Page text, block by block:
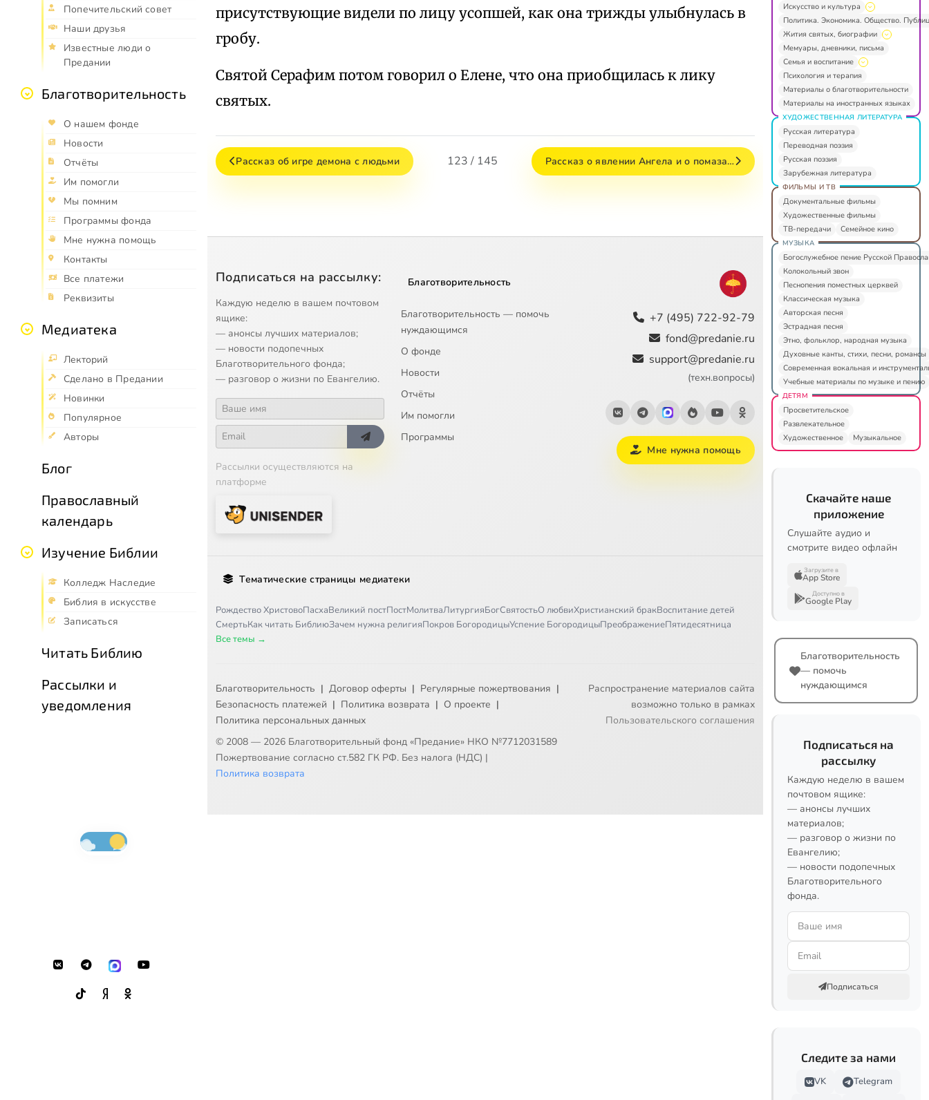
Попечительский совет
Наши друзья
Известные люди о
Предании
Благотворительность
О нашем фонде
Новости
Отчёты
Им помогли
Мы помним
Программы фонда
Мне нужна помощь
Контакты
Все платежи
Реквизиты
Медиатека
Лекторий
Сделано в Предании
Новинки
Популярное
Авторы
Блог
Православный
календарь
Изучение Библии
Колледж Наследие
Библия в искусстве
Записаться
Читать Библию
Рассылки и
уведомления
присутствующие видели по лицу усопшей, как она трижды улыбнулась в
гробу.
Святой Серафим потом говорил о Елене, что она приобщилась к лику
святых.
Рассказ об игре демона с людьми 123 / 145 Рассказ о явлении Ангела и о помаза…
Подписаться на рассылку:
Каждую неделю в вашем почтовом
ящике:
— анонсы лучших материалов;
— новости подопечных
Благотворительного фонда;
— разговор о жизни по Евангелию.
Рассылки осуществляются на
платформе
Благотворительность
Благотворительность — помочь
нуждающимся
О фонде
Новости
Отчёты
Им помогли
Программы
+7 (495) 722-92-79
fond@predanie.ru
support@predanie.ru
(техн.вопросы)
Мне нужна помощь
Тематические страницы медиатеки
Рождество ХристовоПасхаВеликий постПостМолитваЛитургияБогСвятостьО любвиХристианский бракВоспитание детей
СмертьКак читать БиблиюЗачем нужна религияПокров БогородицыУспение БогородицыПреображениеПятидесятница
Все темы →
Благотворительность | Договор оферты | Регулярные пожертвования |
Безопасность платежей | Политика возврата | О проекте |
Политика персональных данных
© 2008 — 2026 Благотворительный фонд «Предание» НКО №7712031589
Пожертвование согласно ст.582 ГК РФ. Без налога (НДС) |
Политика возврата
Распространение материалов сайта
возможно только в рамках
Пользовательского соглашения
Искусство и культура
Политика. Экономика. Общество.
Жития святых, биографии
Мемуары, дневники, письма
Семья и воспитание
Психология и терапия
Материалы о благотворительности
Материалы на иностранных языках
ХУДОЖЕСТВЕННАЯ ЛИТЕРАТУРА
Русская литература
Переводная поэзия
Русская поэзия
Зарубежная литература
ФИЛЬМЫ И ТВ
Документальные фильмы
Художественные фильмы
ТВ-передачи
Семейное кино
МУЗЫКА
Богослужебное пение Русской
Колокольный звон
Песнопения поместных церквей
Классическая музыка
Авторская песня
Эстрадная песня
Этно, фольклор, народная музыка
Духовные канты, стихи, песни, романсы
Современная вокальная и
Учебные материалы по музыке и пению
ДЕТЯМ
Просветительское
Развлекательное
Художественное
Музыкальное
Скачайте наше
приложение
Слушайте аудио и
смотрите видео офлайн
Загрузите в
App Store
Доступно в
Google Play
Благотворительность
— помочь
нуждающимся
Подписаться на
рассылку
Каждую неделю в вашем
почтовом ящике:
— анонсы лучших
материалов;
— разговор о жизни по
Евангелию;
— новости подопечных
Благотворительного
фонда.
Подписаться
Следите за нами
VK
Telegram